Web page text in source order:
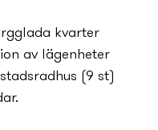
kvarter
av lägenheter
(9 st)